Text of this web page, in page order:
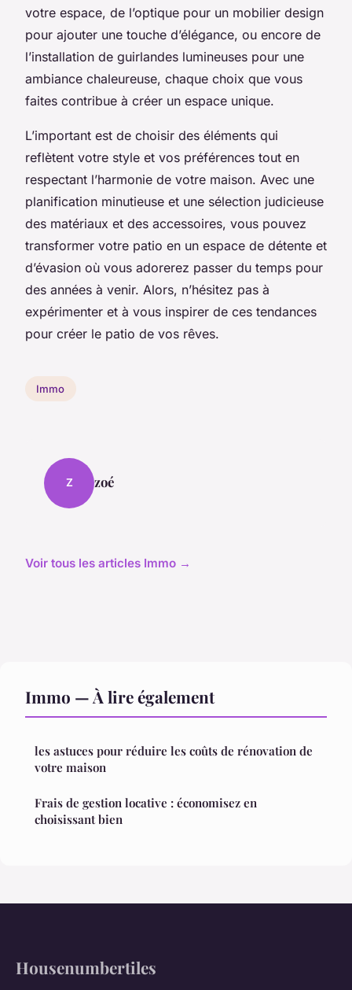
votre espace, de l’optique pour un mobilier design
pour ajouter une touche d’élégance, ou encore de
l’installation de guirlandes lumineuses pour une
ambiance chaleureuse, chaque choix que vous
faites contribue à créer un espace unique.
L’important est de choisir des éléments qui
reflètent votre style et vos préférences tout en
respectant l’harmonie de votre maison. Avec une
planification minutieuse et une sélection judicieuse
des matériaux et des accessoires, vous pouvez
transformer votre patio en un espace de détente et
d’évasion où vous adorerez passer du temps pour
des années à venir. Alors, n’hésitez pas à
expérimenter et à vous inspirer de ces tendances
pour créer le patio de vos rêves.
Immo
Z zoé
Voir tous les articles Immo →
Immo — À lire également
les astuces pour réduire les coûts de rénovation de
votre maison
Frais de gestion locative : économisez en
choisissant bien
Housenumbertiles